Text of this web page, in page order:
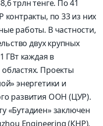
трлн тенге. По 41
по 33 из них
работы. В частности,
двух крупных
ГВт каждая в
Проекты
энергетики и
развития ООН (ЦУР).
«Бутадиен» заключен
Engineering (КНР),